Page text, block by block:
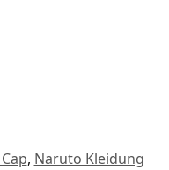
, Naruto Kleidung